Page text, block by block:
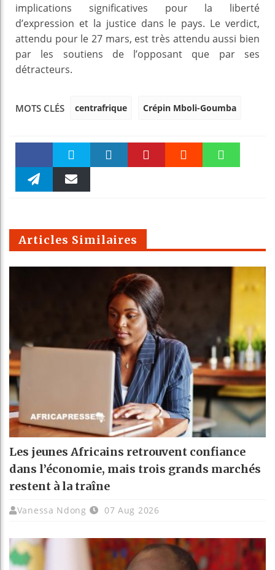
implications significatives pour la liberté
d’expression et la justice dans le pays. Le verdict,
attendu pour le 27 mars, est très attendu aussi bien
par les soutiens de l’opposant que par ses
détracteurs.
MOTS CLÉS centrafrique Crépin Mboli-Goumba
Faceboo Twitter
m
Articles Similaires
Les jeunes Africains retrouvent confiance
dans l’économie, mais trois grands marchés
restent à la traîne
Vanessa Ndong 07 Aug 2026